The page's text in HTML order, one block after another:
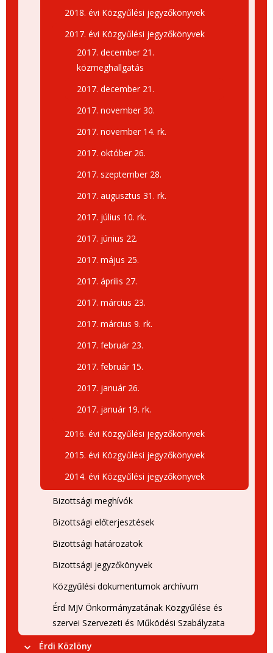
2018. évi Közgyűlési jegyzőkönyvek
2017. évi Közgyűlési jegyzőkönyvek
2017. december 21.
közmeghallgatás
2017. december 21.
2017. november 30.
2017. november 14. rk.
2017. október 26.
2017. szeptember 28.
2017. augusztus 31. rk.
2017. július 10. rk.
2017. június 22.
2017. május 25.
2017. április 27.
2017. március 23.
2017. március 9. rk.
2017. február 23.
2017. február 15.
2017. január 26.
2017. január 19. rk.
2016. évi Közgyűlési jegyzőkönyvek
2015. évi Közgyűlési jegyzőkönyvek
2014. évi Közgyűlési jegyzőkönyvek
Bizottsági meghívók
Bizottsági előterjesztések
Bizottsági határozatok
Bizottsági jegyzőkönyvek
Közgyűlési dokumentumok archívum
Érd MJV Önkormányzatának Közgyűlése és
szervei Szervezeti és Működési Szabályzata
Érdi Közlöny